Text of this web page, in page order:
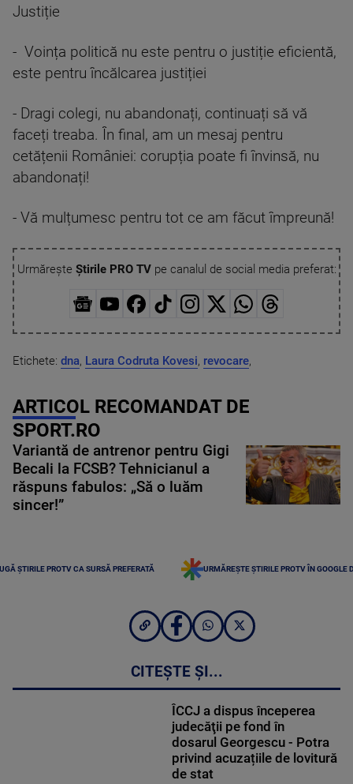
Justiție
- Voința politică nu este pentru o justiție eficientă,
este pentru încălcarea justiției
- Dragi colegi, nu abandonați, continuați să vă
faceți treaba. În final, am un mesaj pentru
cetățenii României: corupția poate fi învinsă, nu
abandonați!
- Vă mulțumesc pentru tot ce am făcut împreună!
Urmărește Știrile PRO TVpe canalul de social media preferat:
Etichete: dna, Laura Codruta Kovesi, revocare,
ARTICOL RECOMANDAT DE
SPORT.RO
Variantă de antrenor pentru Gigi
Becali la FCSB? Tehnicianul a
răspuns fabulos: „Să o luăm
sincer!”
ȘTIRILE PROTV CA SURSĂ PREFERATĂ URMĂREȘTE ȘTIRILE PROTV ÎN GOOGLE
CITEȘTE ȘI...
ÎCCJ a dispus începerea
judecăţii pe fond în
dosarul Georgescu - Potra
privind acuzațiile de lovitură
de stat